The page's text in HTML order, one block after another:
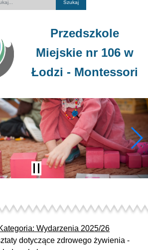
Przedszkole
Miejskie nr 106 w
Łodzi - Montessori
Wydarzenia 2025/26
dotyczące zdrowego żywienia -